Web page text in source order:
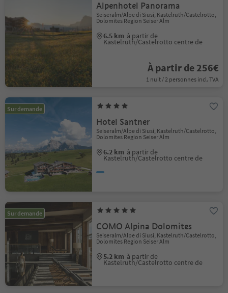
Alpenhotel Panorama
Seiseralm/Alpe di Siusi, Kastelruth/Castelrotto,
Dolomites Region Seiser Alm
6.5 km à partir de
Kastelruth/Castelrotto centre de
À partir de 256€
1 nuit / 2 personnes incl. TVA
Sur demande
Hotel Santner
Seiseralm/Alpe di Siusi, Kastelruth/Castelrotto,
Dolomites Region Seiser Alm
6.2 km à partir de
Kastelruth/Castelrotto centre de
Sur demande
COMO Alpina Dolomites
Seiseralm/Alpe di Siusi, Kastelruth/Castelrotto,
Dolomites Region Seiser Alm
5.2 km à partir de
Kastelruth/Castelrotto centre de